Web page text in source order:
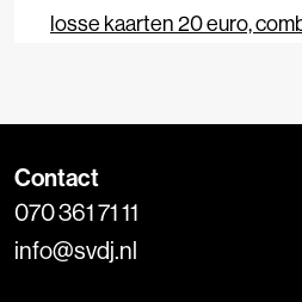
losse kaarten 20 euro,
Contact
070 361 71 11
info@svdj.nl